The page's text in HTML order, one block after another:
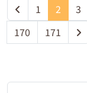
1 2 3
170
171